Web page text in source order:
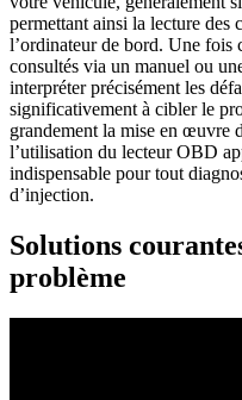
permettant ainsi la lecture des
l’ordinateur de bord. Une fois
consultés via un manuel ou
interpréter précisément les
significativement à cibler le
grandement la mise en œuvre
l’utilisation du lecteur OBD
indispensable pour tout
d’injection.
Solutions
problème